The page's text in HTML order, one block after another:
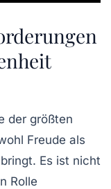
der größten
Freude als
Es ist nicht
Rolle